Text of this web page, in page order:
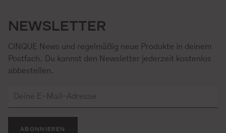
NEWSLETTER
CINQUE News und regelmäßig neue Produkte in deinem
Postfach. Du kannst den Newsletter jederzeit kostenlos
abbestellen.
ABONNIEREN